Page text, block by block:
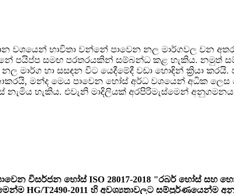
වශයෙන් භාවිතා වන්නේ පාවෙන නල මාර්ගවල වන
පයිප්ප සමඟ පරතරයකින් සම්බන්ධ කළ හැකිය. නමුත්
මාර්ග හා සසඳන විට යෙදීමේදී වඩා හොඳින් ක්‍රියා
මන්ද මෙය පාවෙන හෝස් අර්ධ වශයෙන් අධික ලෙස
හැකිය. එවැනි මාදිලියක් අරපිරිමැස්මෙන්
පාවෙන විසර්ජන හෝස් ISO 28017-2018 "රබර් හෝස්
HG/T2490-2011 හි අවශ්‍යතාවලට සම්පූර්ණයෙන්ම